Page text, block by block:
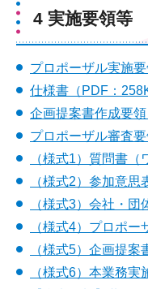
4 実施要領等
プロポーザル実施
仕様書（PDF：
企画提案書作成要
プロポーザル審査
（様式1）質問書（
（様式2）参加意思
（様式3）会社・団
（様式4）プロポー
（様式5）企画提案
（様式6）本業務実